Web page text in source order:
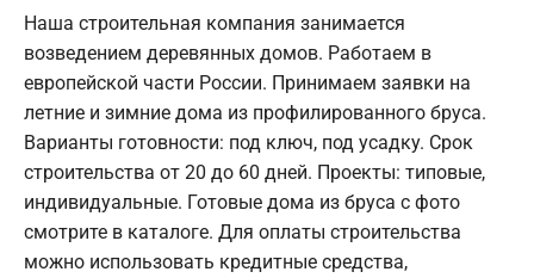
Наша строительная компания занимается
возведением деревянных домов. Работаем в
европейской части России. Принимаем заявки на
летние и зимние дома из профилированного бруса.
Варианты готовности: под ключ, под усадку. Срок
строительства от 20 до 60 дней. Проекты: типовые,
индивидуальные. Готовые дома из бруса с фото
смотрите в каталоге. Для оплаты строительства
можно использовать кредитные средства,